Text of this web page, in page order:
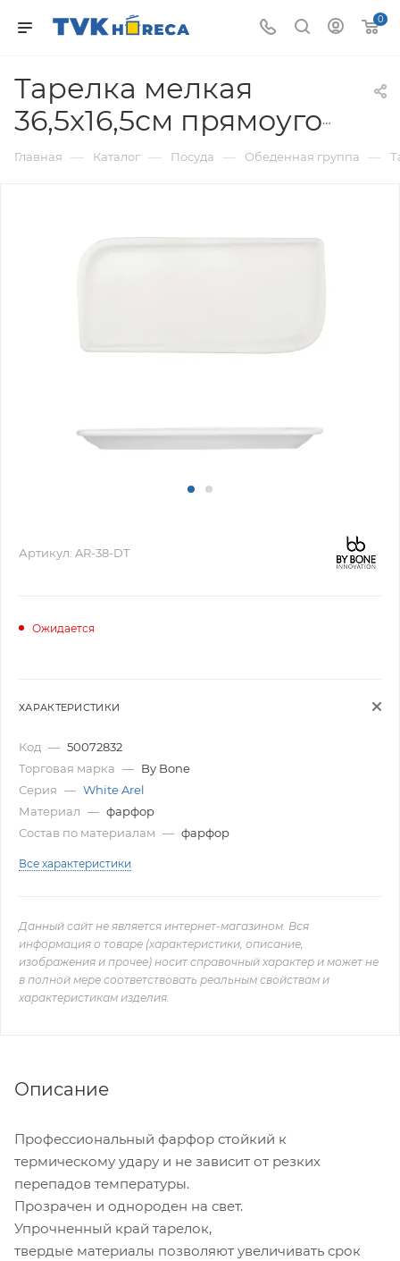
0
Тарелка мелкая
36,5x16,5см прямоугольная
Главная — Каталог — Посуда — Обеденная группа —
Артикул: AR-38-DT
Ожидается
ХАРАКТЕРИСТИКИ
Код — 50072832
Торговая марка — By Bone
Серия — White Arel
Материал — фарфор
Состав по материалам — фарфор
Все характеристики
Данный сайт не является интернет-магазином. Вся
информация о товаре (характеристики, описание,
изображения и прочее) носит справочный характер и может не
в полной мере соответствовать реальным свойствам и
характеристикам изделия.
Описание
Профессиональный фарфор стойкий к
термическому удару и не зависит от резких
перепадов температуры.
Прозрачен и однороден на свет.
Упрочненный край тарелок,
твердые материалы позволяют увеличивать срок